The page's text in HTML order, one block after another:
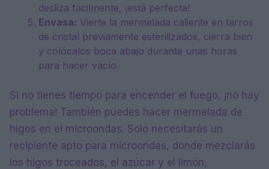
desliza fácilmente, ¡está perfecta!
Envasa: Vierte la mermelada caliente en tarros
de cristal previamente esterilizados, cierra bien
y colócalos boca abajo durante unas horas
para hacer vacío.
Si no tienes tiempo para encender el fuego, ¡no hay
problema! También puedes hacer mermelada de
higos en el microondas. Solo necesitarás un
recipiente apto para microondas, donde mezclarás
los higos troceados, el azúcar y el limón,